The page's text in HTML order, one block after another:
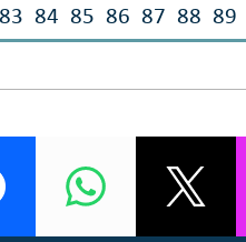
83 84 85 86 87 88 89